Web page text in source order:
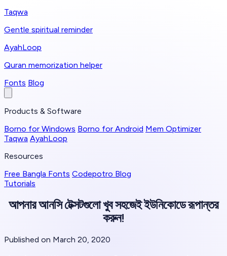
Taqwa
Gentle spiritual reminder
AyahLoop
Quran memorization helper
Fonts Blog
Products & Software
Borno for Windows Borno for Android Mem Optimizer
Taqwa AyahLoop
Resources
Free Bangla Fonts Codepotro Blog
Tutorials
আপনার আনসি টেক্সটগুলো খুব সহজেই ইউনিকোডে রূপান্তর
করুন!
Published on March 20, 2020